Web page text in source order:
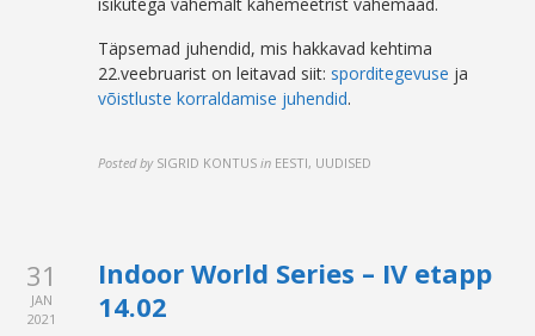
Täpsemad juhendid, mis hakkavad kehtima
22.veebruarist on leitavad siit: sporditegevuse ja
võistluste korraldamise juhendid.
Posted by SIGRID KONTUS in EESTI, UUDISED
31
JAN
2021
Indoor World Series – IV etapp
14.02